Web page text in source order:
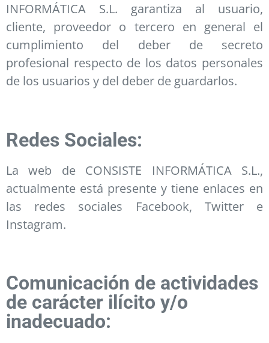
INFORMÁTICA S.L. garantiza al usuario,
cliente, proveedor o tercero en general el
cumplimiento del deber de secreto
profesional respecto de los datos personales
de los usuarios y del deber de guardarlos.
Redes Sociales:
La web de CONSISTE INFORMÁTICA S.L.,
actualmente está presente y tiene enlaces en
las redes sociales Facebook, Twitter e
Instagram.
Comunicación de actividades
de carácter ilícito y/o
inadecuado: